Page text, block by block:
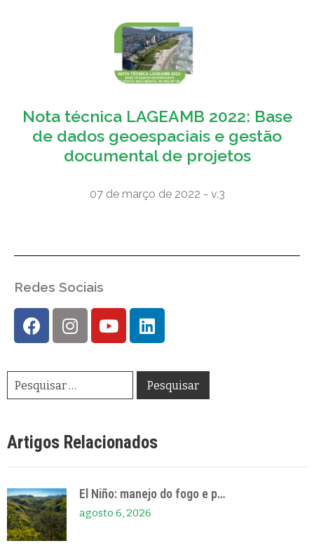
Nota técnica LAGEAMB 2022: Base
de dados geoespaciais e gestão
documental de projetos
07 de março de 2022 - v.3
Redes Sociais
Artigos Relacionados
El Niño: manejo do fogo e p…
agosto 6, 2026